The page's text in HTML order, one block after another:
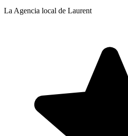
La Agencia local de Laurent